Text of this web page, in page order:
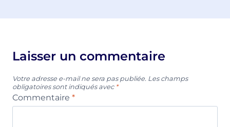
Laisser un commentaire
Votre adresse e-mail ne sera pas publiée. Les champs
obligatoires sont indiqués avec *
Commentaire *